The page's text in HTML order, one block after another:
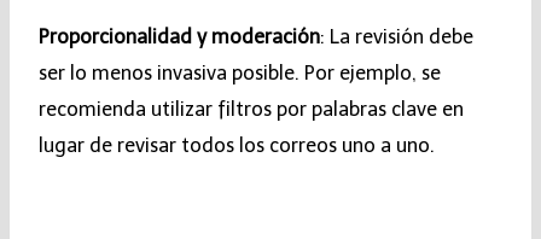
Proporcionalidad y moderación: La revisión debe
ser lo menos invasiva posible. Por ejemplo, se
recomienda utilizar filtros por palabras clave en
lugar de revisar todos los correos uno a uno.